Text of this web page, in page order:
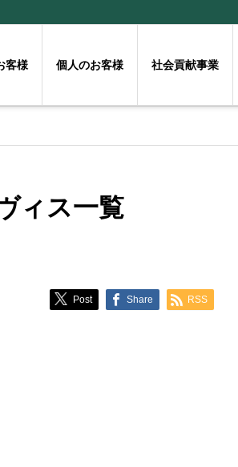
客様 個人のお客様 社会貢献事業
ィス一覧
Post Share RSS